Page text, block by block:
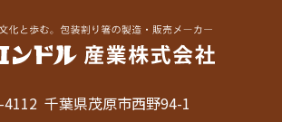
4112 千葉県茂原市西野94-1